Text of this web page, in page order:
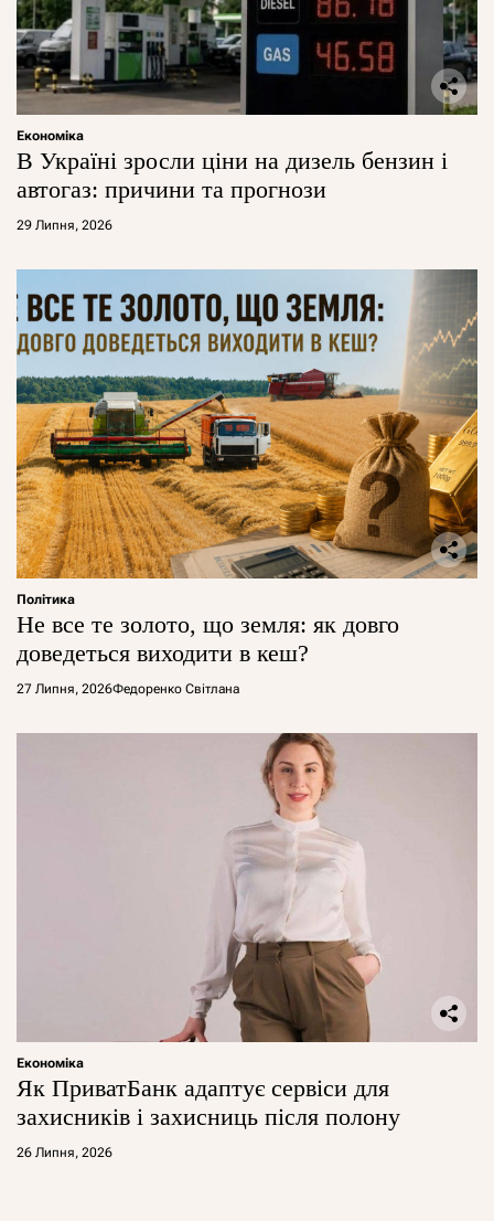
Економіка
В Україні зросли ціни на дизель бензин і
автогаз: причини та прогнози
29 Липня, 2026
Політика
Не все те золото, що земля: як довго
доведеться виходити в кеш?
27 Липня, 2026Федоренко Світлана
Економіка
Як ПриватБанк адаптує сервіси для
захисників і захисниць після полону
26 Липня, 2026